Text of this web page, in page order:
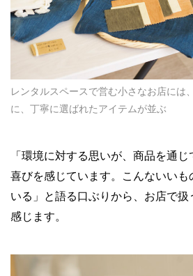
レンタルスペースで営む小さなお店には
に、丁寧に選ばれたアイテムが並ぶ
「環境に対する思いが、商品を通
喜びを感じています。こんないいも
いる」と語る口ぶりから、お店で
感じます。